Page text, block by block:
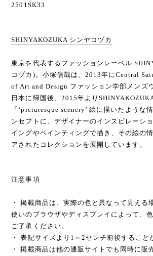
2501SK33
SHINYAKOZUKA シンヤコヅカ
東京を代表するファッションレーベル
コヅカ)。小塚信哉は、2013年にCentral
of Art and Design ファッション学部メンズ
日本に帰国後、2015年より
「‘picturesque scenery’ 絵に描いたような
ンセプトに、デザイナーのインスピレーシ
イングやペインティングで描き、その絵の
アされたコレクションを展開しています。
注意事項
・ 掲載商品は、実際の色と異なって見える
使いのブラウザやディスプレイによって、
ご了承ください。
・ 表記サイズより1～2センチ前後すること
・ 掲載商品は他の通販サイトでも同時に販